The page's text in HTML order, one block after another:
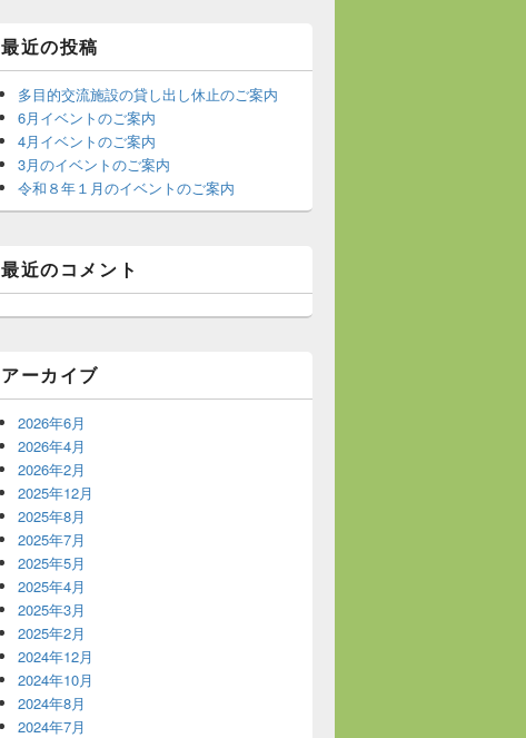
最近の投稿
多目的交流施設の貸し出し休止のご案内
6月イベントのご案内
4月イベントのご案内
3月のイベントのご案内
令和８年１月のイベントのご案内
最近のコメント
アーカイブ
2026年6月
2026年4月
2026年2月
2025年12月
2025年8月
2025年7月
2025年5月
2025年4月
2025年3月
2025年2月
2024年12月
2024年10月
2024年8月
2024年7月